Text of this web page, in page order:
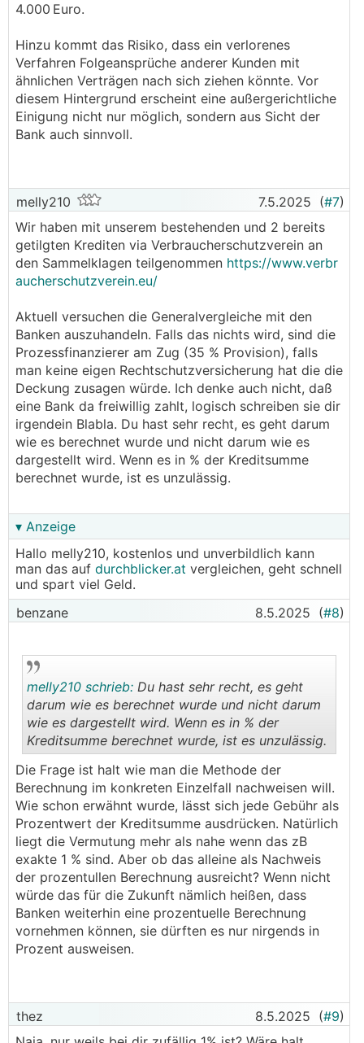
4.000 Euro.
Hinzu kommt das Risiko, dass ein verlorenes
Verfahren Folgeansprüche anderer Kunden mit
ähnlichen Verträgen nach sich ziehen könnte. Vor
diesem Hintergrund erscheint eine außergerichtliche
Einigung nicht nur möglich, sondern aus Sicht der
Bank auch sinnvoll.
melly210 7.5.2025 (#7)
Wir haben mit unserem bestehenden und 2 bereits
getilgten Krediten via Verbraucherschutzverein an
den Sammelklagen teilgenommen https://www.verbr
aucherschutzverein.eu/
Aktuell versuchen die Generalvergleiche mit den
Banken auszuhandeln. Falls das nichts wird, sind die
Prozessfinanzierer am Zug (35 % Provision), falls
man keine eigen Rechtschutzversicherung hat die die
Deckung zusagen würde. Ich denke auch nicht, daß
eine Bank da freiwillig zahlt, logisch schreiben sie dir
irgendein Blabla. Du hast sehr recht, es geht darum
wie es berechnet wurde und nicht darum wie es
dargestellt wird. Wenn es in % der Kreditsumme
berechnet wurde, ist es unzulässig.
▾ Anzeige
Hallo melly210, kostenlos und unverbildlich kann
man das auf durchblicker.at vergleichen, geht schnell
und spart viel Geld.
benzane
8.5.2025 (#8)
..
melly210 schrieb: Du hast sehr recht, es geht
darum wie es berechnet wurde und nicht darum
wie es dargestellt wird. Wenn es in % der
Kreditsumme berechnet wurde, ist es unzulässig.
Die Frage ist halt wie man die Methode der
Berechnung im konkreten Einzelfall nachweisen will.
Wie schon erwähnt wurde, lässt sich jede Gebühr als
Prozentwert der Kreditsumme ausdrücken. Natürlich
liegt die Vermutung mehr als nahe wenn das zB
exakte 1 % sind. Aber ob das alleine als Nachweis
der prozentullen Berechnung ausreicht? Wenn nicht
würde das für die Zukunft nämlich heißen, dass
Banken weiterhin eine prozentuelle Berechnung
vornehmen können, sie dürften es nur nirgends in
Prozent ausweisen.
thez 8.5.2025 (#9)